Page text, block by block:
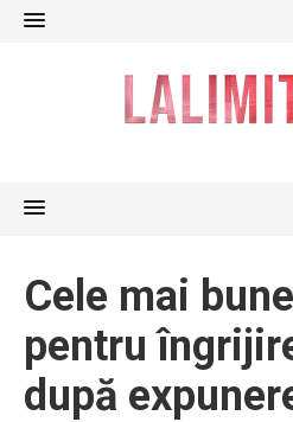
Skip
Cele mai
pentru
după